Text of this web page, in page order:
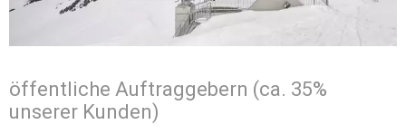
öffentliche Auftraggebern (ca. 35%
unserer Kunden)